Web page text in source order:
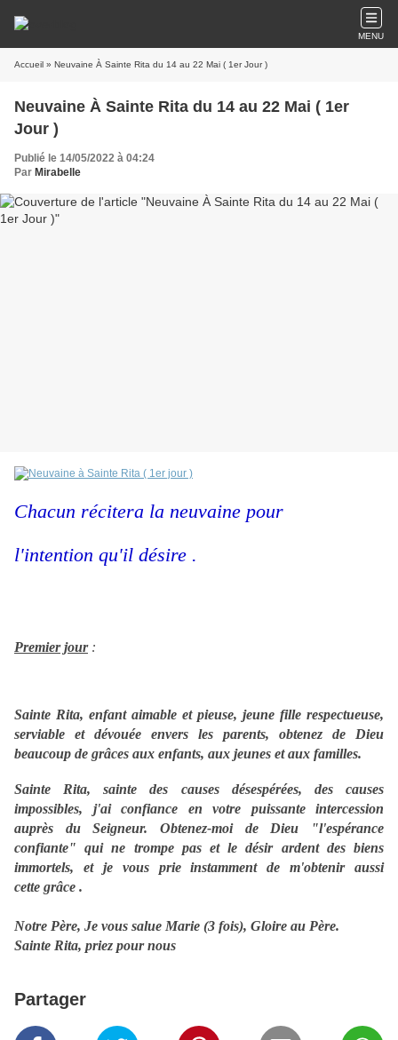
MENU
Accueil » Neuvaine À Sainte Rita du 14 au 22 Mai ( 1er Jour )
Neuvaine À Sainte Rita du 14 au 22 Mai ( 1er
Jour )
Publié le 14/05/2022 à 04:24
Par Mirabelle
Chacun récitera la neuvaine pour
l'intention qu'il désire .
Premier jour:
Sainte Rita, enfant aimable et pieuse, jeune fille respectueuse,
serviable et dévouée envers les parents, obtenez de Dieu
beaucoup de grâces aux enfants, aux jeunes et aux familles.
Sainte Rita, sainte des causes désespérées, des causes
impossibles, j'ai confiance en votre puissante intercession
auprès du Seigneur. Obtenez-moi de Dieu "l'espérance
confiante" qui ne trompe pas et le désir ardent des biens
immortels, et je vous prie instamment de m'obtenir aussi
cette grâce .
Notre Père, Je vous salue Marie (3 fois), Gloire au Père.
Sainte Rita, priez pour nous
Partager